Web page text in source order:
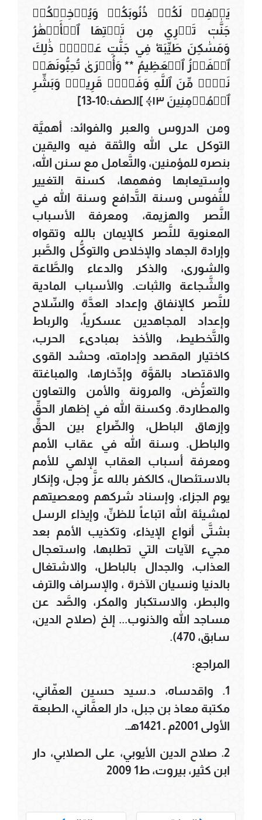
يَغۡفِرۡ لَكُمۡ ذُنُوبَكُمۡ وَيُدۡخِلۡكُمۡ
جَنَّٰتٖ تَجۡرِي مِن تَحۡتِهَا ٱلۡأَنۡهَٰرُ
وَمَسَٰكِنَ طَيِّبَةٗ فِي جَنَّٰتِ عَدۡنٖۚ ذَٰلِكَ
ٱلۡفَوۡزُ ٱلۡعَظِيمُ ** وَأُخۡرَىٰ تُحِبُّونَهَاۖ
نَصۡرٞ مِّنَ ٱللَّهِ وَفَتۡحٞ قَرِيبٞۗ وَبَشِّرِ
ٱلۡمُؤۡمِنِينَ ١٣﴾ ]الصف:10-13]
ومن الدروس والعبر والفوائد: أهميَّة
التوكل على الله والثقة فيه واليقين
بنصره للمؤمنين، والتَّعامل مع سنن الله،
واستيعابها وفهمها، كسنة التغيير
للنُّفوس وسنة التَّدافع وسنة الله في
النَّصر والهزيمة، ومعرفة الأسباب
المعنوية للنَّصر كالإيمان بالله وتقواه
وإرادة الجهاد والإخلاص والتوكُّل والصَّبر
والشورى، والذكر والدعاء والطَّاعة
والشَّجاعة والثبات. والأسباب المادية
للنَّصر كالإنفاق وإعداد العدَّة والسِّلاح
وإعداد المجاهدين عسكرياً، والرباط
والتَّخطيط، والأخذ بمبادىء الحرب،
كاختيار المقصد وإدامته، وحشد القوى
والاقتصاد بالقوَّة وإدِّخارها، والمباغتة
والتعرُّض، والمرونة والأمن والتعاون
والمطاردة. وكسنة الله في إظهار الحقِّ
وإزهاق الباطل، والصِّراع بين الحقِّ
والباطل. وسنة الله في عقاب الأمم
ومعرفة أسباب العقاب الإلهي للأمم
بالاستئصال، كالكفر بالله عزَّ وجل، وإنكار
يوم الجزاء، وإسناد شركهم ومعصيتهم
لمشيئة الله اتباعاً للظنِّ، وإيذاء الرسل
بشتَّى أنواع الإيذاء، وتكذيب الأمم بعد
مجيء الآيات التي تطلبها، واستعجال
العذاب، والجدال بالباطل، والاشتغال
بالدنيا ونسيان الآخرة ، والإسراف والترف
والبطر، والاستكبار والمكر، والصَّد عن
مساجد الله والذنوب... إلخ (صلاح الدين،
سابق، 470).
المراجع:
1. واقدساه، د.سيد حسين العفّاني،
مكتبة معاذ بن جبل، دار العفَّاني، الطبعة
الأولى 2001م ـ 1421هـ.
2. صلاح الدين الأيوبي، على الصلابي، دار
ابن كثير، بيروت، ط1 2009